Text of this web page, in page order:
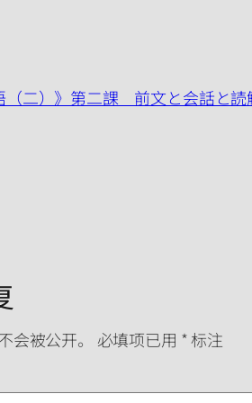
（二）》第二課 前文と会話と読
会被公开。 必填项已用 *标注